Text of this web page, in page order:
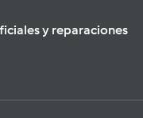
y reparaciones